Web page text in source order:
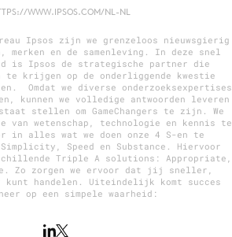
WWW.IPSOS.COM/NL-NL
Ipsos zijn we grenzeloos nieuwsgierig
merken en de samenleving. In deze snel
is Ipsos de strategische partner die
te krijgen op de onderliggende kwestie
Omdat we diverse onderzoeksexpertises
kunnen we volledige antwoorden leveren
stellen om GameChangers te zijn. We
van wetenschap, technologie en kennis te
in alles wat we doen onze 4 S-en te
Speed en Substance. Hiervoor
Triple A solutions: Appropriate,
Zo zorgen we ervoor dat jij sneller,
kunt handelen. Uiteindelijk komt succes
op een simpele waarheid: